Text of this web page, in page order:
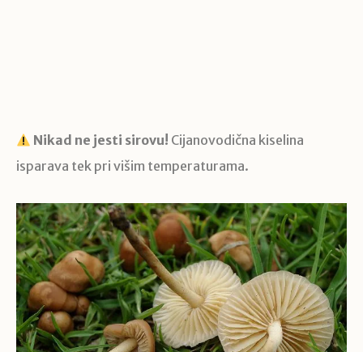
Nikad ne jesti sirovu! Cijanovodična kiselina
isparava tek pri višim temperaturama.